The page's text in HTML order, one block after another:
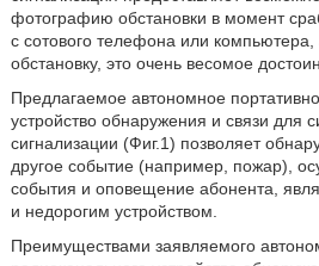
фотографию обстановки в момент
с сотового телефона или
обстановку, это очень весомое
Предлагаемое автономное
устройство обнаружения и связи для
сигнализации (Фиг.1) позволяет
другое событие (например, пожар),
события и оповещение абонента,
и недорогим устройством.
Преимуществами заявляемого